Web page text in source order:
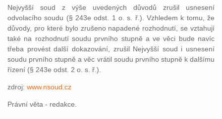
Nejvyšší soud z výše uvedených důvodů zrušil usnesení
odvolacího soudu (§ 243e odst. 1 o. s. ř.). Vzhledem k tomu, že
důvody, pro které bylo zrušeno napadené rozhodnutí, se vztahují
také na rozhodnutí soudu prvního stupně a ve věci bude navíc
třeba provést další dokazování, zrušil Nejvyšší soud i usnesení
soudu prvního stupně a věc vrátil soudu prvního stupně k dalšímu
řízení (§ 243e odst. 2 o. s. ř.).
zdroj: www.nsoud.cz
Právní věta - redakce.